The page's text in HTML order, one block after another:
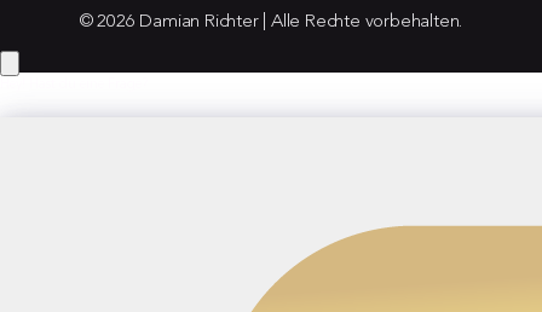
© 2026 Damian Richter | Alle Rechte vorbehalten.